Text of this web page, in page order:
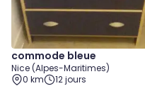
commode bleue
Nice (Alpes-Maritimes)
0 km
12 jours